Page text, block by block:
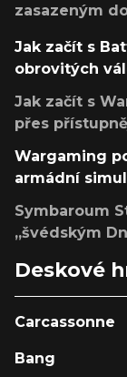
zasazeným
Jak začít s
obrovitých
Jak začít s
přes
Wargaming
armádní
Symbaroum
„švédským
Deskové
Carcassonne
Bang